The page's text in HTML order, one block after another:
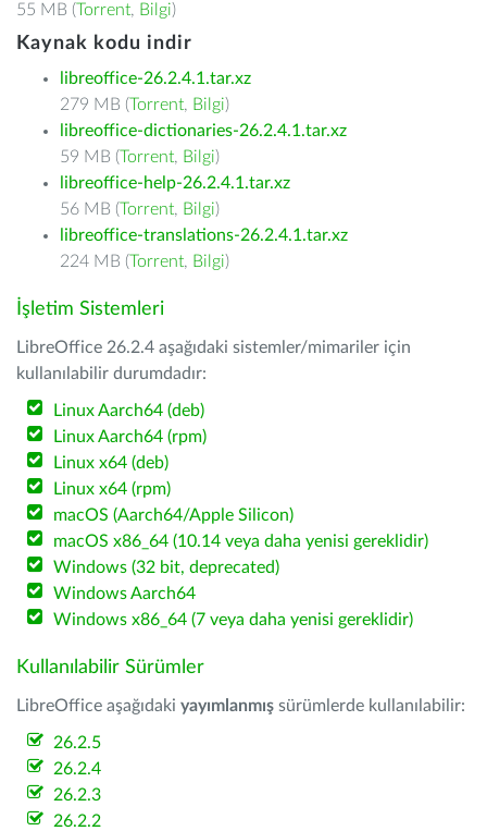
55 MB (Torrent, Bilgi)
Kaynak kodu indir
libreoffice-26.2.4.1.tar.xz
279 MB (Torrent, Bilgi)
libreoffice-dictionaries-26.2.4.1.tar.xz
59 MB (Torrent, Bilgi)
libreoffice-help-26.2.4.1.tar.xz
56 MB (Torrent, Bilgi)
libreoffice-translations-26.2.4.1.tar.xz
224 MB (Torrent, Bilgi)
İşletim Sistemleri
LibreOffice 26.2.4 aşağıdaki sistemler/mimariler için
kullanılabilir durumdadır:
Linux Aarch64 (deb)
Linux Aarch64 (rpm)
Linux x64 (deb)
Linux x64 (rpm)
macOS (Aarch64/Apple Silicon)
macOS x86_64 (10.14 veya daha yenisi gereklidir)
Windows (32 bit, deprecated)
Windows Aarch64
Windows x86_64 (7 veya daha yenisi gereklidir)
Kullanılabilir Sürümler
LibreOffice aşağıdaki yayımlanmış sürümlerde kullanılabilir:
26.2.5
26.2.4
26.2.3
26.2.2